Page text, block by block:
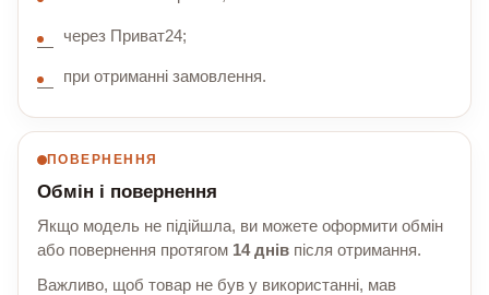
через Приват24;
при отриманні замовлення.
ПОВЕРНЕННЯ
Обмін і повернення
Якщо модель не підійшла, ви можете оформити обмін
або повернення протягом 14 днів після отримання.
Важливо, щоб товар не був у використанні, мав